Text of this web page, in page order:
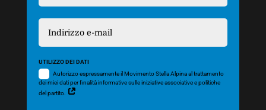
UTILIZZO DEI DATI
Autorizzo espressamente il Movimento Stella Alpina al trattamento
dei miei dati per finalità informative sulle iniziative associative e politiche
del partito.